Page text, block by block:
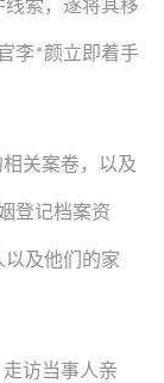
索，遂将其移
李*颜立即着手
关案卷，以及
登记档案资
以及他们的家
访当事人亲